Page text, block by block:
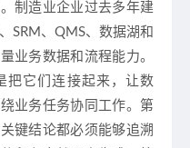
制造业企业过去多年建
SRM、QMS、数据湖和
业务数据和流程能力。
把它们连接起来，让数
业务任务协同工作。第
键结论都必须能够追溯